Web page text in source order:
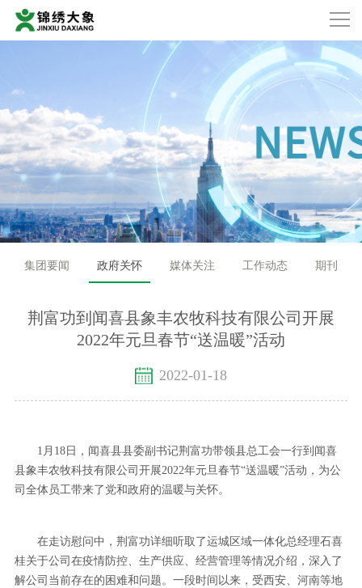
集团要闻 政府关怀 媒体关注 工作动态 期刊
荆富功到闻喜县象丰农牧科技有限公司开展
2022年元旦春节“送温暖”活动
2022-01-18
1月18日，闻喜县县委副书记荆富功带领县总工会一行到闻喜
县象丰农牧科技有限公司开展2022年元旦春节“送温暖”活动，为公
司全体员工带来了党和政府的温暖与关怀。
在走访慰问中，荆富功详细听取了运城区域一体化总经理石喜
桂关于公司在疫情防控、生产供应、经营管理等情况介绍，深入了
解公司当前存在的困难和问题。一段时间以来，受西安、河南等地